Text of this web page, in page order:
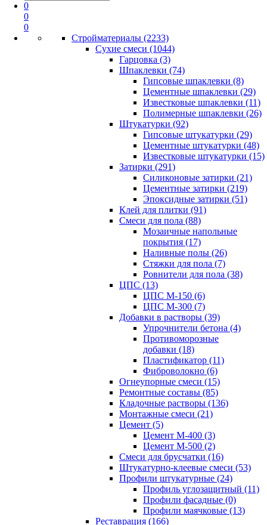
0
0
0
Стройматериалы (2233)
Сухие смеси (1044)
Гарцовка (3)
Шпаклевки (74)
Гипсовые шпаклевки (8)
Цементные шпаклевки (29)
Известковые шпаклевки (11)
Полимерные шпаклевки (26)
Штукатурки (92)
Гипсовые штукатурки (29)
Цементные штукатурки (48)
Известковые штукатурки (15)
Затирки (291)
Силиконовые затирки (21)
Цементные затирки (219)
Эпоксидные затирки (51)
Клей для плитки (91)
Смеси для пола (88)
Мозаичные напольные
покрытия (17)
Наливные полы (26)
Стяжки для пола (7)
Ровнители для пола (38)
ЦПС (13)
ЦПС М-150 (6)
ЦПС М-300 (7)
Добавки в растворы (39)
Упрочнители бетона (4)
Противоморозные
добавки (18)
Пластификатор (11)
Фиброволокно (6)
Огнеупорные смеси (15)
Ремонтные составы (85)
Кладочные растворы (136)
Монтажные смеси (21)
Цемент (5)
Цемент М-400 (3)
Цемент М-500 (2)
Смеси для брусчатки (16)
Штукатурно-клеевые смеси (53)
Профили штукатурные (24)
Профиль углозащитный (11)
Профили фасадные (0)
Профили маячковые (13)
Реставрация (166)